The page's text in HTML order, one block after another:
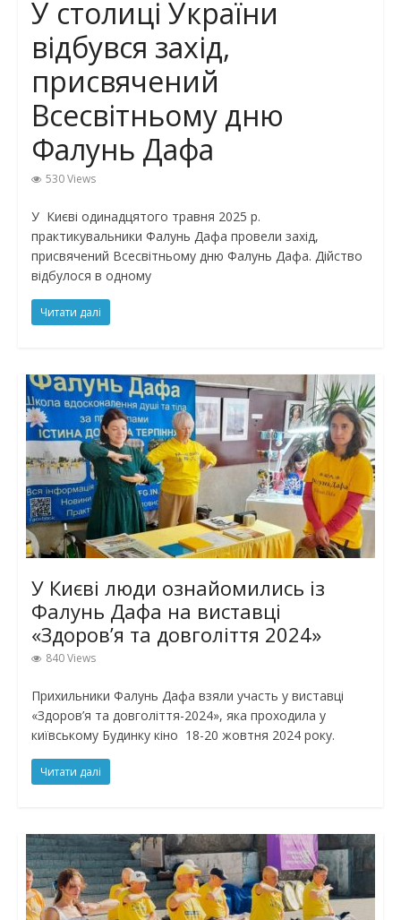
У столиці України
відбувся захід,
присвячений
Всесвітньому дню
Фалунь Дафа
530 Views
У Києві одинадцятого травня 2025 р.
практикувальники Фалунь Дафа провели захід,
присвячений Всесвітньому дню Фалунь Дафа. Дійство
відбулося в одному
Читати далі
У Києві люди ознайомились із
Фалунь Дафа на виставці
«Здоров’я та довголіття 2024»
840 Views
Прихильники Фалунь Дафа взяли участь у виставці
«Здоров’я та довголіття-2024», яка проходила у
київському Будинку кіно 18-20 жовтня 2024 року.
Читати далі